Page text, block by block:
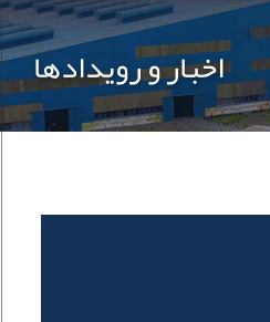
اخبار و رویدادها